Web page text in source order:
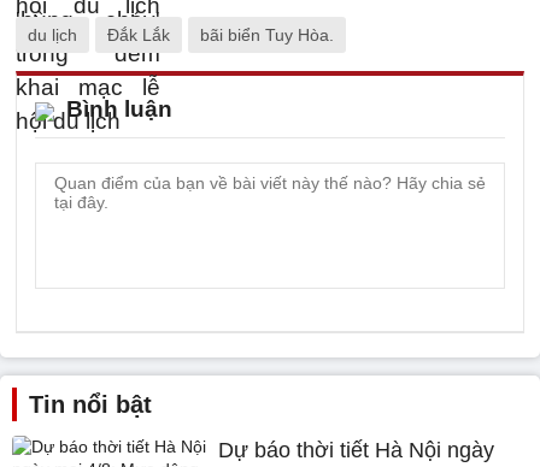
du lịch Đắk Lắk bãi biển Tuy Hòa.
Bình luận
Tin nổi bật
Dự báo thời tiết Hà Nội ngày